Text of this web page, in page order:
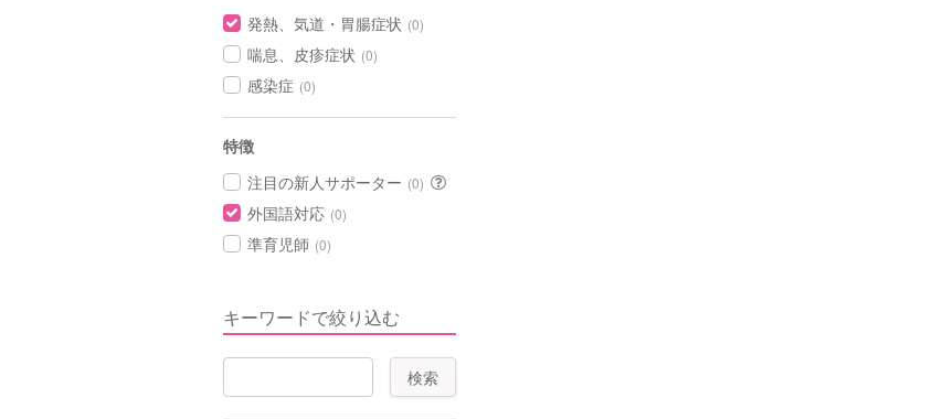
発熱、気道・胃腸症状 (0)
喘息、皮疹症状 (0)
感染症 (0)
特徴
注目の新人サポーター (0)
外国語対応 (0)
準育児師 (0)
キーワードで絞り込む